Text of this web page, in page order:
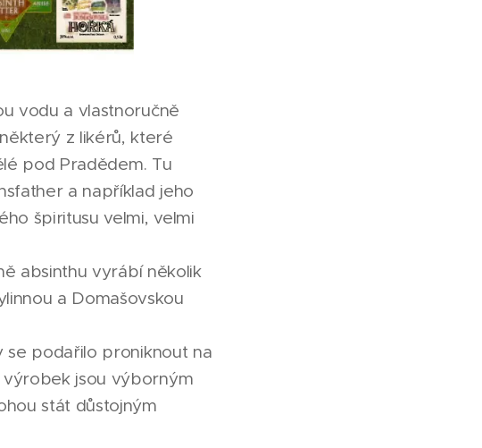
vodu a vlastnoručně
z likérů, které
pod Pradědem. Tu
a například jeho
špiritusu velmi, velmi
absinthu vyrábí několik
a Domašovskou
se podařilo proniknout na
výrobek jsou výborným
stát důstojným